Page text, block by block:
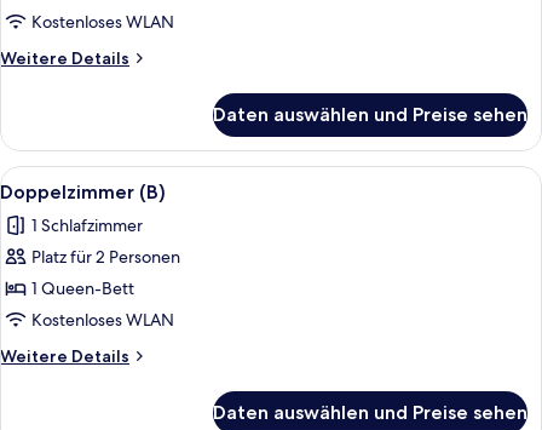
anzeigen
Kostenloses WLAN
Weitere Details
Weitere
(A)
Daten auswählen und Preise sehen
Alle
Fotos
für
Doppelzimmer
(B)
anzeigen
Ein Hotelzimmer mit Bett,
5
Doppelzimmer (B)
1 Schlafzimmer
Platz für 2 Personen
1 Queen-Bett
Kostenloses WLAN
Weitere Details
Weitere
Daten auswählen und Preise sehen